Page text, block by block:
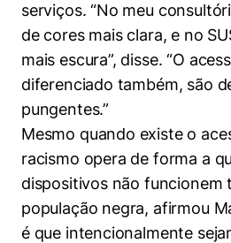
serviços. “No meu
de cores mais clara, e no
mais escura”, disse. “O
diferenciado também, são
pungentes.”
Mesmo quando existe o
racismo opera de forma a
dispositivos não funcionem
população negra, afirmou
é que intencionalmente